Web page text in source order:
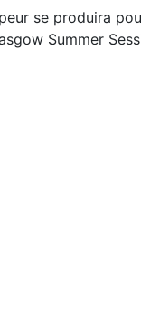
se produira
Summer